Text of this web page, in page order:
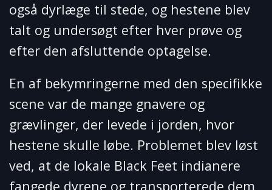
også dyrlæge til stede, og hestene blev
talt og undersøgt efter hver prøve og
efter den afsluttende optagelse.
En af bekymringerne med den specifikke
scene var de mange gnavere og
grævlinger, der levede i jorden, hvor
hestene skulle løbe. Problemet blev løst
ved, at de lokale Black Feet indianere
fangede dyrene og transporterede dem